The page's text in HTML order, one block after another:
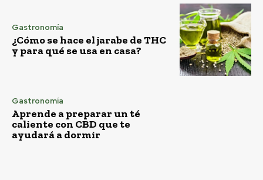
Gastronomía
¿Cómo se hace el jarabe de THC
y para qué se usa en casa?
Gastronomía
Aprende a preparar un té
caliente con CBD que te
ayudará a dormir